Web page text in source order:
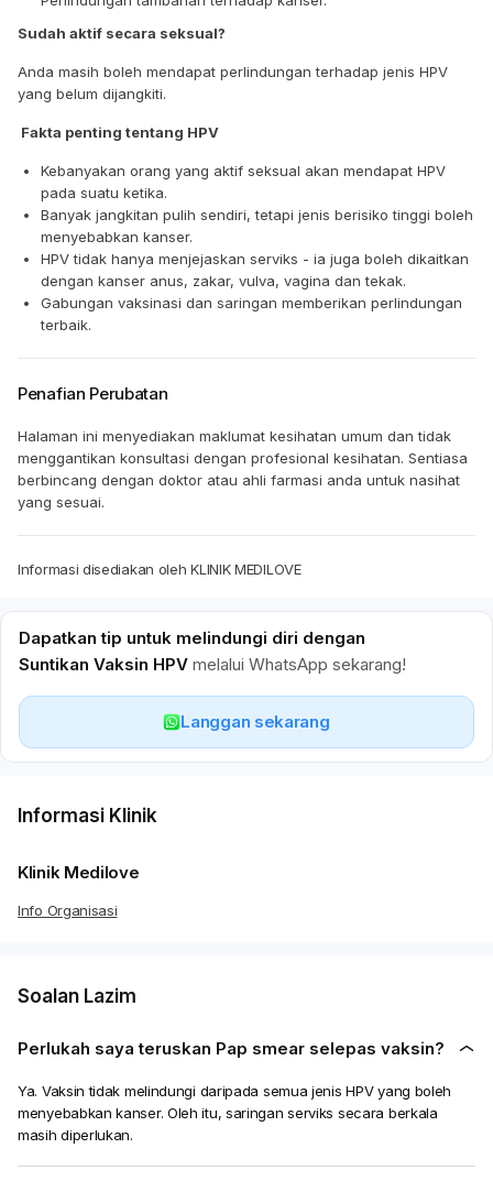
Sudah aktif secara seksual?
Anda masih boleh mendapat perlindungan terhadap jenis HPV
yang belum dijangkiti.
Fakta penting tentang HPV
Kebanyakan orang yang aktif seksual akan mendapat HPV
pada suatu ketika.
Banyak jangkitan pulih sendiri, tetapi jenis berisiko tinggi boleh
menyebabkan kanser.
HPV tidak hanya menjejaskan serviks - ia juga boleh dikaitkan
dengan kanser anus, zakar, vulva, vagina dan tekak.
Gabungan vaksinasi dan saringan memberikan perlindungan
terbaik.
Penafian Perubatan
Halaman ini menyediakan maklumat kesihatan umum dan tidak
menggantikan konsultasi dengan profesional kesihatan. Sentiasa
berbincang dengan doktor atau ahli farmasi anda untuk nasihat
yang sesuai.
Informasi disediakan oleh KLINIK MEDILOVE
Dapatkan tip untuk melindungi diri dengan
Suntikan Vaksin HPV melalui WhatsApp sekarang!
Langgan sekarang
Informasi Klinik
Klinik Medilove
Info Organisasi
Soalan Lazim
Perlukah saya teruskan Pap smear selepas vaksin?
Ya. Vaksin tidak melindungi daripada semua jenis HPV yang boleh
menyebabkan kanser. Oleh itu, saringan serviks secara berkala
masih diperlukan.